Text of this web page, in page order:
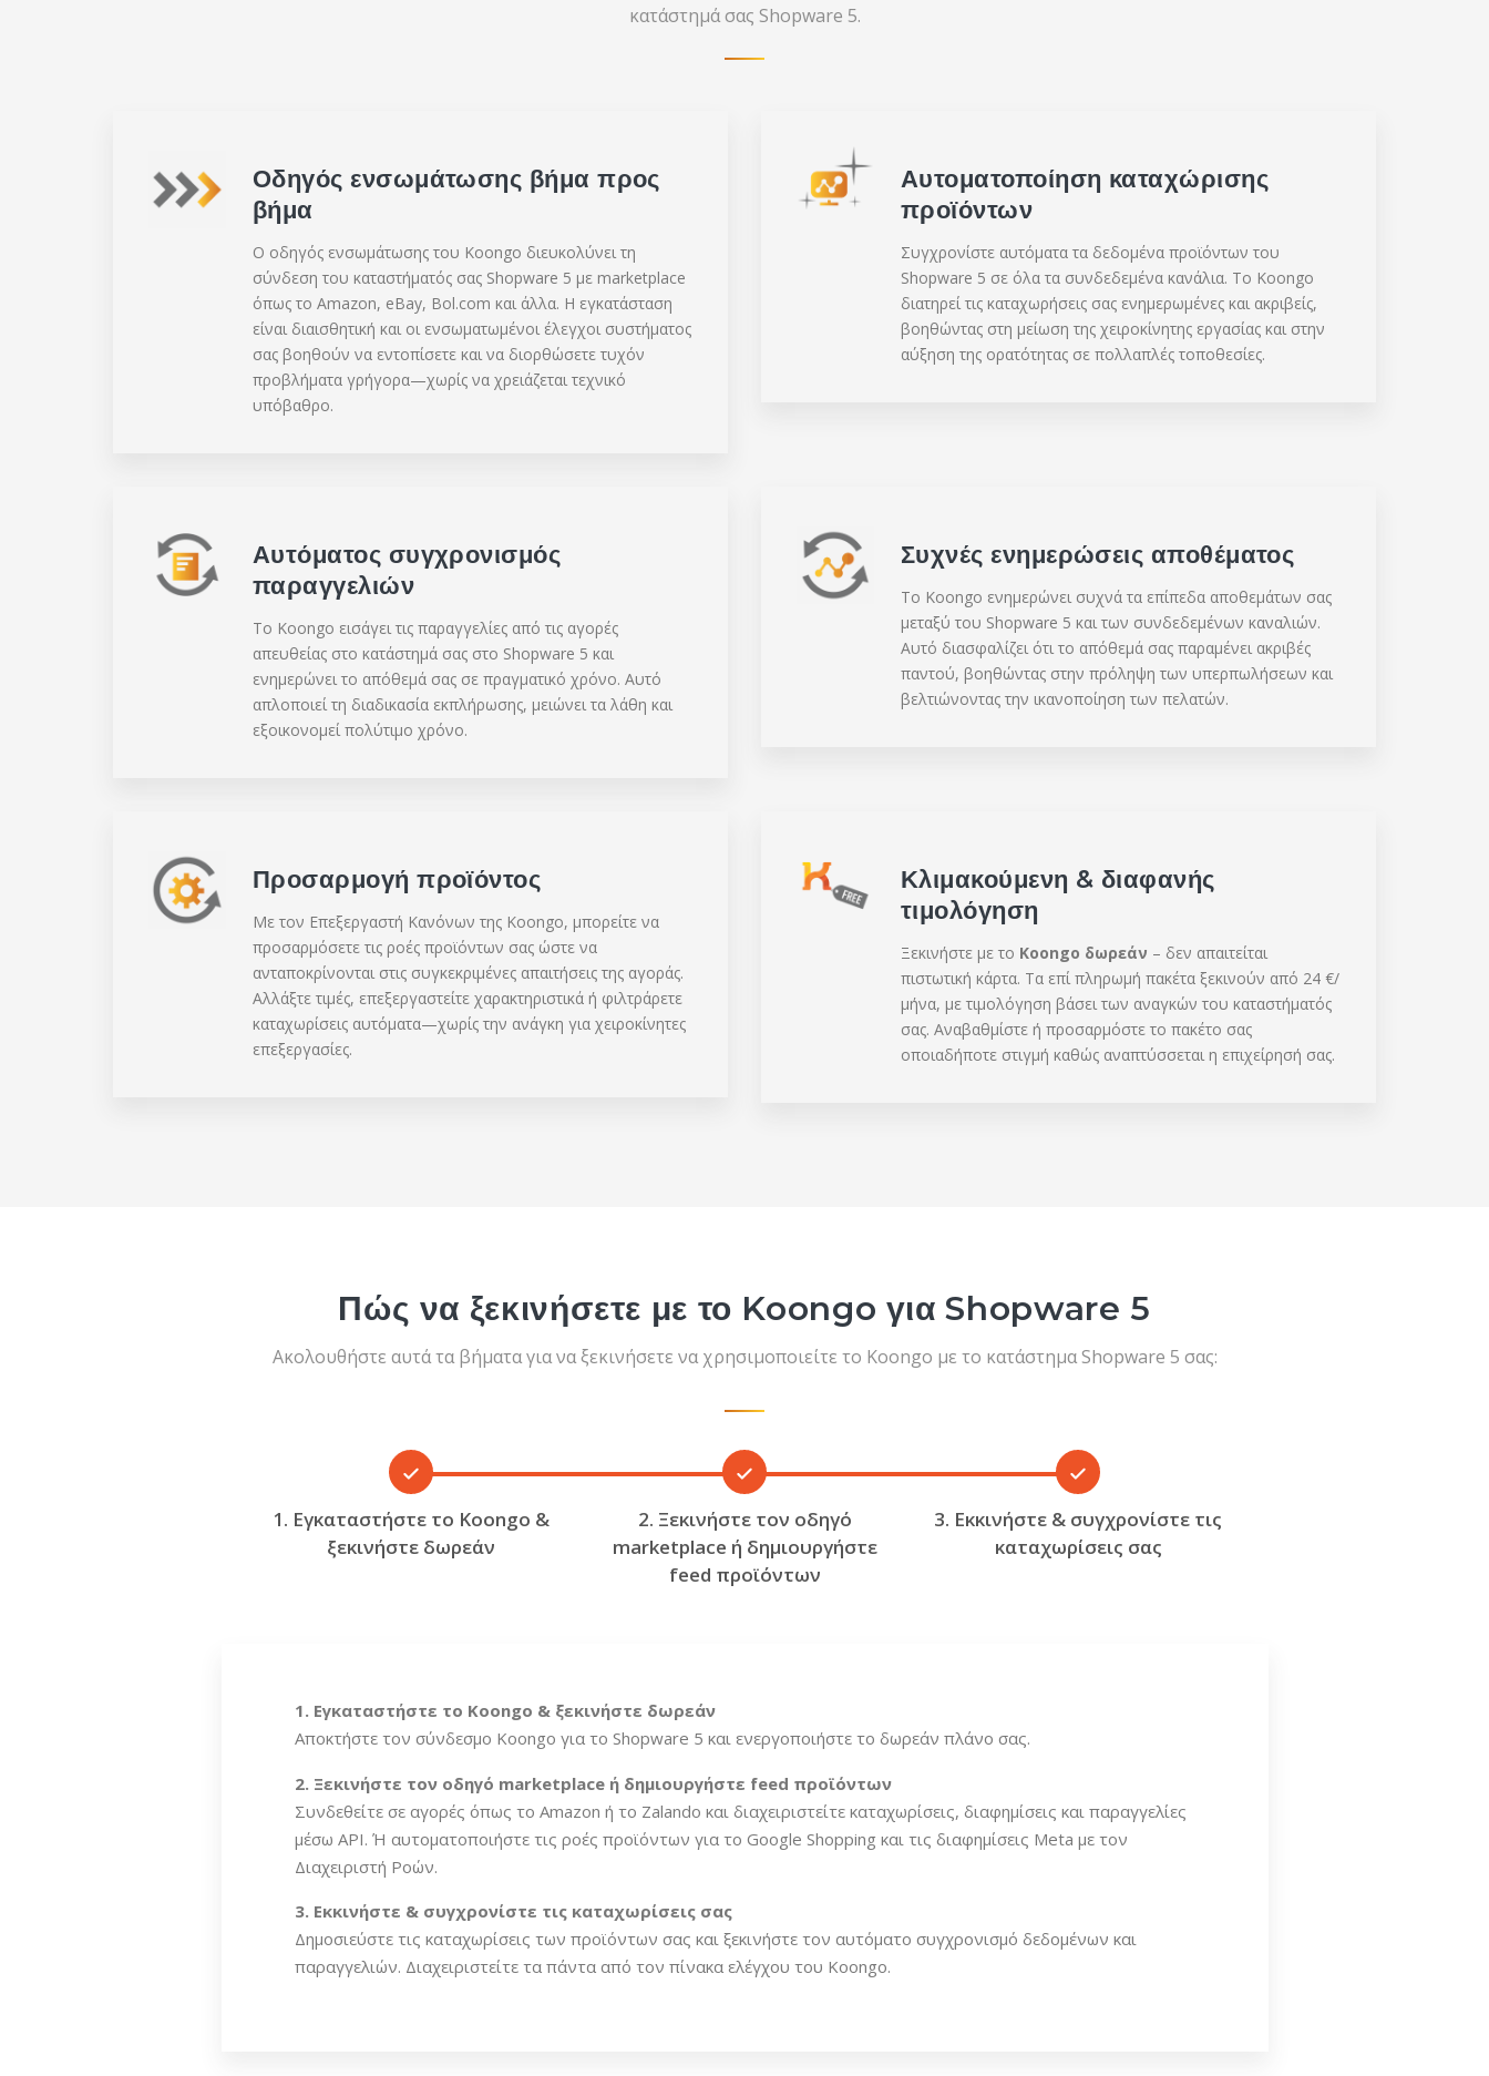
κατάστημά σας Shopware 5.
Οδηγός ενσωμάτωσης βήμα προς
βήμα
Ο οδηγός ενσωμάτωσης του Koongo διευκολύνει τη
σύνδεση του καταστήματός σας Shopware 5 με marketplace
όπως το Amazon, eBay, Bol.com και άλλα. Η εγκατάσταση
είναι διαισθητική και οι ενσωματωμένοι έλεγχοι συστήματος
σας βοηθούν να εντοπίσετε και να διορθώσετε τυχόν
προβλήματα γρήγορα—χωρίς να χρειάζεται τεχνικό
υπόβαθρο.
Αυτοματοποίηση καταχώρισης
προϊόντων
Συγχρονίστε αυτόματα τα δεδομένα προϊόντων του
Shopware 5 σε όλα τα συνδεδεμένα κανάλια. Το Koongo
διατηρεί τις καταχωρήσεις σας ενημερωμένες και ακριβείς,
βοηθώντας στη μείωση της χειροκίνητης εργασίας και στην
αύξηση της ορατότητας σε πολλαπλές τοποθεσίες.
Αυτόματος συγχρονισμός
παραγγελιών
Το Koongo εισάγει τις παραγγελίες από τις αγορές
απευθείας στο κατάστημά σας στο Shopware 5 και
ενημερώνει το απόθεμά σας σε πραγματικό χρόνο. Αυτό
απλοποιεί τη διαδικασία εκπλήρωσης, μειώνει τα λάθη και
εξοικονομεί πολύτιμο χρόνο.
Συχνές ενημερώσεις αποθέματος
Το Koongo ενημερώνει συχνά τα επίπεδα αποθεμάτων σας
μεταξύ του Shopware 5 και των συνδεδεμένων καναλιών.
Αυτό διασφαλίζει ότι το απόθεμά σας παραμένει ακριβές
παντού, βοηθώντας στην πρόληψη των υπερπωλήσεων και
βελτιώνοντας την ικανοποίηση των πελατών.
Προσαρμογή προϊόντος
Με τον Επεξεργαστή Κανόνων της Koongo, μπορείτε να
προσαρμόσετε τις ροές προϊόντων σας ώστε να
ανταποκρίνονται στις συγκεκριμένες απαιτήσεις της αγοράς.
Αλλάξτε τιμές, επεξεργαστείτε χαρακτηριστικά ή φιλτράρετε
καταχωρίσεις αυτόματα—χωρίς την ανάγκη για χειροκίνητες
επεξεργασίες.
Κλιμακούμενη & διαφανής
τιμολόγηση
Ξεκινήστε με το Koongo δωρεάν – δεν απαιτείται
πιστωτική κάρτα. Τα επί πληρωμή πακέτα ξεκινούν από 24 €/
μήνα, με τιμολόγηση βάσει των αναγκών του καταστήματός
σας. Αναβαθμίστε ή προσαρμόστε το πακέτο σας
οποιαδήποτε στιγμή καθώς αναπτύσσεται η επιχείρησή σας.
Πώς να ξεκινήσετε με το Koongo για Shopware 5
Ακολουθήστε αυτά τα βήματα για να ξεκινήσετε να χρησιμοποιείτε το Koongo με το κατάστημα Shopware 5 σας:
1. Εγκαταστήστε το Koongo &
ξεκινήστε δωρεάν
2. Ξεκινήστε τον οδηγό
marketplace ή δημιουργήστε
feed προϊόντων
3. Εκκινήστε & συγχρονίστε τις
καταχωρίσεις σας
1. Εγκαταστήστε το Koongo & ξεκινήστε δωρεάν
Αποκτήστε τον σύνδεσμο Koongo για το Shopware 5 και ενεργοποιήστε το δωρεάν πλάνο σας.
2. Ξεκινήστε τον οδηγό marketplace ή δημιουργήστε feed προϊόντων
Συνδεθείτε σε αγορές όπως το Amazon ή το Zalando και διαχειριστείτε καταχωρίσεις, διαφημίσεις και παραγγελίες
μέσω API. Ή αυτοματοποιήστε τις ροές προϊόντων για το Google Shopping και τις διαφημίσεις Meta με τον
Διαχειριστή Ροών.
3. Εκκινήστε & συγχρονίστε τις καταχωρίσεις σας
Δημοσιεύστε τις καταχωρίσεις των προϊόντων σας και ξεκινήστε τον αυτόματο συγχρονισμό δεδομένων και
παραγγελιών. Διαχειριστείτε τα πάντα από τον πίνακα ελέγχου του Koongo.